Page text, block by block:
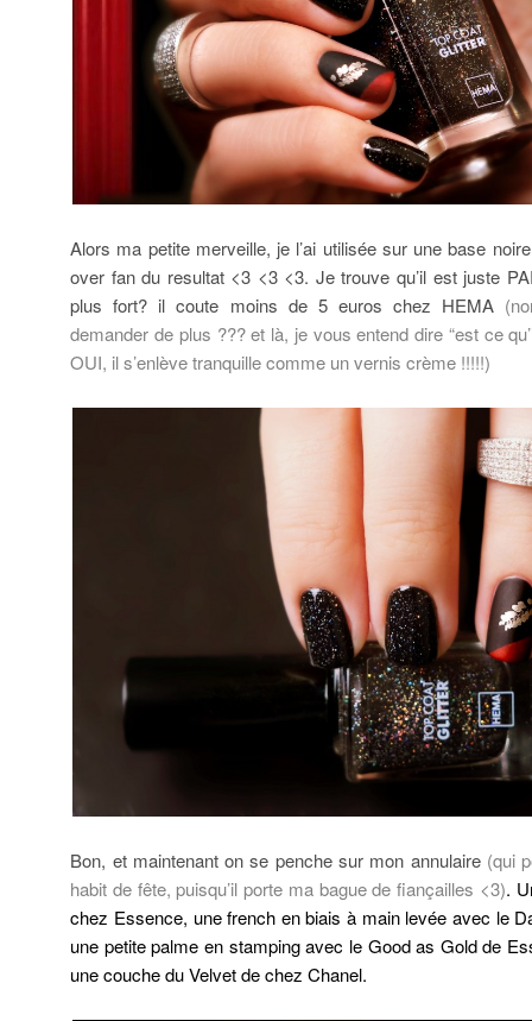
Alors ma petite merveille, je l’ai utilisée sur une base
over fan du resultat <3 <3 <3. Je trouve qu’il est juste
plus fort? il coute moins de 5 euros chez HEMA
demander de plus ??? et là, je vous entend dire “est ce
OUI, il s’enlève tranquille comme un vernis crème !!!!!)
Bon, et maintenant on se penche sur mon annulaire (qui
habit de fête, puisqu’il porte ma bague de fiançailles <3).
chez Essence, une french en biais à main levée avec le
une petite palme en stamping avec le Good as Gold de
une couche du Velvet de chez Chanel.